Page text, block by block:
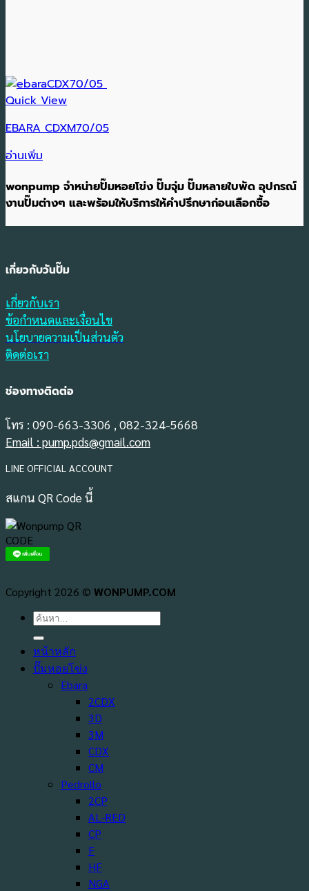
Quick View
EBARA CDXM70/05
อ่านเพิ่ม
wonpump จำหน่ายปั๊มหอยโข่ง ปั๊มจุ่ม ปั๊มหลายใบพัด อุปกรณ์
งานปั๊มต่างๆ และพร้อมให้บริการให้คำปรึกษาก่อนเลือกซื้อ
เกี่ยวกับวันปั๊ม
เกี่ยวกับเรา
ข้อกำหนดและเงื่อนไข
นโยบายความเป็นส่วนตัว
ติดต่อเรา
ช่องทางติดต่อ
โทร : 090-663-3306 , 082-324-5668
Email : pump.pds@gmail.com
LINE OFFICIAL ACCOUNT
สแกน QR Code นี้
Copyright 2026 © WONPUMP.COM
ค้นหา:
หน้าหลัก
ปั๊มหอยโข่ง
Ebara
2CDX
3D
3M
CDX
CM
Pedrollo
2CP
AL-RED
CP
F
HF
NGA